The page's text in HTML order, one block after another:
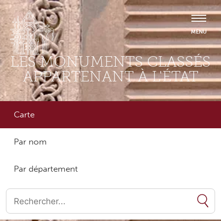
LES MONUMENTS CLASSÉS
APPARTENANT À L'ÉTAT
Carte
Par nom
Par département
Quand les résultats de l'auto-complétion sont disponibles,